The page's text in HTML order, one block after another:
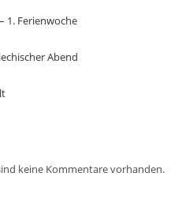
1. Ferienwoche
Abend
keine Kommentare vorhanden.